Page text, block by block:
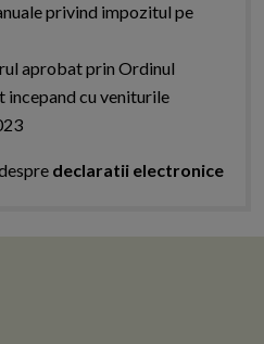
privind impozitul pe
aprobat prin Ordinul
cu veniturile
declaratii electronice